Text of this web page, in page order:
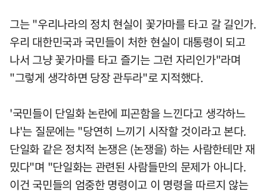
그는 "우리나라의 정치 현실이 꽃가마를 타고 갈 길인가.
우리 대한민국과 국민들이 처한 현실이 대통령이 되고
나서 그냥 꽃가마를 타고 즐기는 그런 자리인가"라며
"그렇게 생각하면 당장 관두라"로 지적했다.
'국민들이 단일화 논란에 피곤함을 느낀다고 생각하느
냐'는 질문에는 "당연히 느끼기 시작할 것이라고 본다.
단일화 같은 정치적 논쟁은 (논쟁을) 하는 사람한테만 재
밌다"며 "단일화는 관련된 사람들만의 문제가 아니다.
이건 국민들의 엄중한 명령이고 이 명령을 따르지 않는